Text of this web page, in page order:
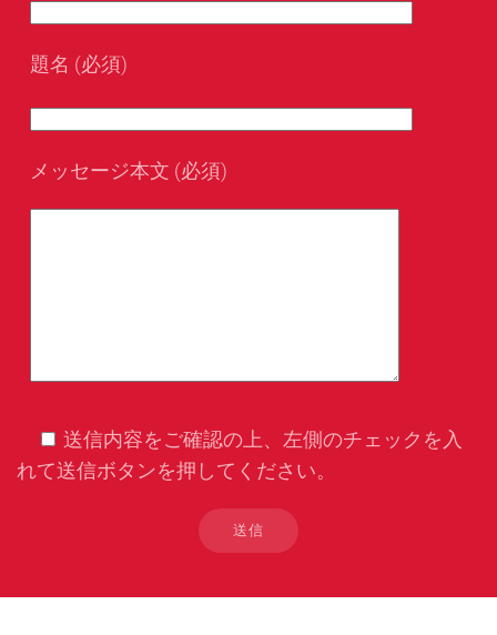
題名 (必須)
メッセージ本文 (必須)
送信内容をご確認の上、左側のチェックを入
れて送信ボタンを押してください。